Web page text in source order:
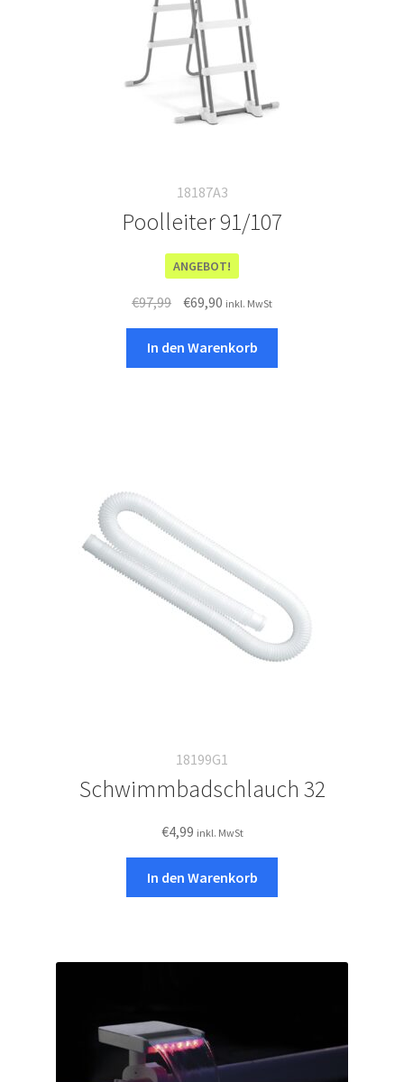
18187A3
Poolleiter 91/107
ANGEBOT!
€97,99
Ursprünglicher
war:
€97,99
€69,90Aktueller
ist:
€69,90.
inkl. MwSt
In den Warenkorb
18199G1
Schwimmbadschlauch 32
€4,99 inkl. MwSt
In den Warenkorb